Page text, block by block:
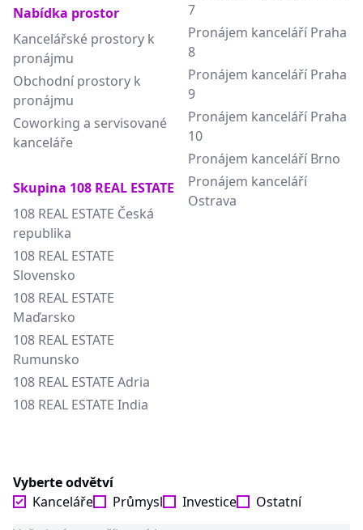
Nabídka prostor
Kancelářské prostory k
pronájmu
Obchodní prostory k
pronájmu
Coworking a servisované
kanceláře
Skupina 108 REAL ESTATE
108 REAL ESTATE Česká
republika
108 REAL ESTATE
Slovensko
108 REAL ESTATE
Maďarsko
108 REAL ESTATE
Rumunsko
108 REAL ESTATE Adria
108 REAL ESTATE India
7
Pronájem kanceláří Praha
8
Pronájem kanceláří Praha
9
Pronájem kanceláří Praha
10
Pronájem kanceláří Brno
Pronájem kanceláří
Ostrava
Vyberte odvětví
Kanceláře
Průmysl Investice Ostatní